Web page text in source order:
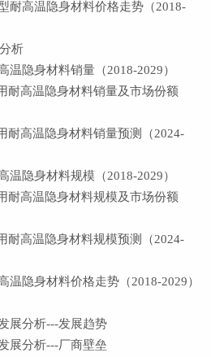
耐高温隐身材料价格走势（2018-
析
隐身材料销量（2018-2029）
高温隐身材料销量及市场份额
高温隐身材料销量预测（2024-
隐身材料规模（2018-2029）
高温隐身材料规模及市场份额
高温隐身材料规模预测（2024-
隐身材料价格走势（2018-2029）
展分析---发展趋势
展分析---厂商壁垒